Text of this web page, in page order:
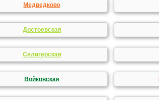
Медведково
Достоевская
Селигерская
Войковская